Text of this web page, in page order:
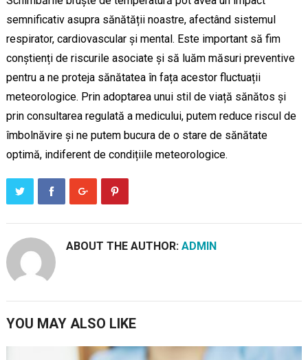
semnificativ asupra sănătății noastre, afectând sistemul
respirator, cardiovascular și mental. Este important să fim
conștienți de riscurile asociate și să luăm măsuri preventive
pentru a ne proteja sănătatea în fața acestor fluctuații
meteorologice. Prin adoptarea unui stil de viață sănătos și
prin consultarea regulată a medicului, putem reduce riscul de
îmbolnăvire și ne putem bucura de o stare de sănătate
optimă, indiferent de condițiile meteorologice.
ABOUT THE AUTHOR: ADMIN
YOU MAY ALSO LIKE